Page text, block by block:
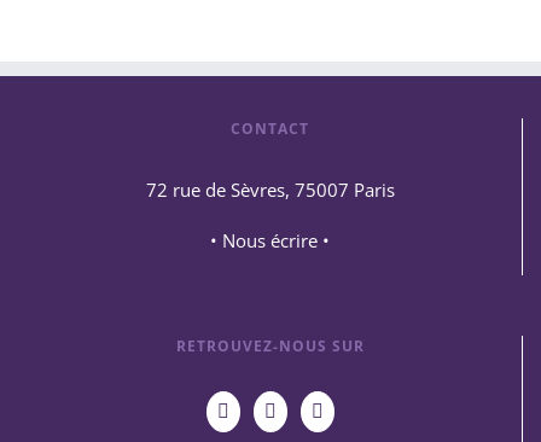
CONTACT
72 rue de Sèvres, 75007 Paris
• Nous écrire •
RETROUVEZ-NOUS SUR